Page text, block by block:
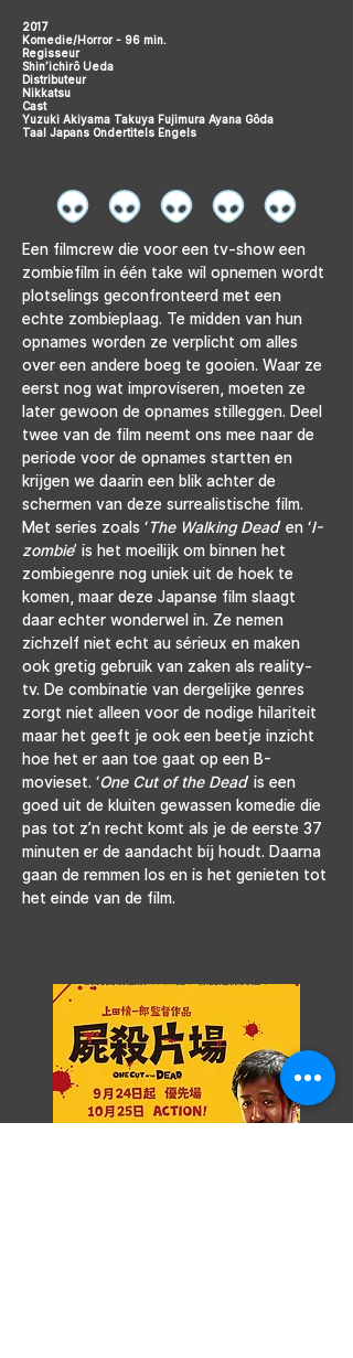
2017
Komedie/Horror - 96 min.
Regisseur
Shin’ichirô Ueda
Distributeur
Nikkatsu
Cast
Yuzuki Akiyama Takuya Fujimura Ayana Gôda
Taal Japans Ondertitels Engels
Een filmcrew die voor een tv-show een
zombiefilm in één take wil opnemen wordt
plotselings geconfronteerd met een
echte zombieplaag. Te midden van hun
opnames worden ze verplicht om alles
over een andere boeg te gooien. Waar ze
eerst nog wat improviseren, moeten ze
later gewoon de opnames stilleggen. Deel
twee van de film neemt ons mee naar de
periode voor de opnames startten en
krijgen we daarin een blik achter de
schermen van deze surrealistische film.
Met series zoals ‘The Walking Dead’ en ‘I-
zombie’ is het moeilijk om binnen het
zombiegenre nog uniek uit de hoek te
komen, maar deze Japanse film slaagt
daar echter wonderwel in. Ze nemen
zichzelf niet echt au sérieux en maken
ook gretig gebruik van zaken als reality-
tv. De combinatie van dergelijke genres
zorgt niet alleen voor de nodige hilariteit
maar het geeft je ook een beetje inzicht
hoe het er aan toe gaat op een B-
movieset. ‘One Cut of the Dead’ is een
goed uit de kluiten gewassen komedie die
pas tot z’n recht komt als je de eerste 37
minuten er de aandacht bij houdt. Daarna
gaan de remmen los en is het genieten tot
het einde van de film.